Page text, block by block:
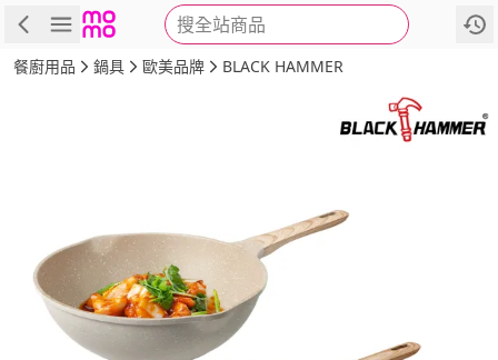
搜全站商品
商品 評價 詳情
餐廚用品 鍋具 歐美品牌 BLACK HAMMER